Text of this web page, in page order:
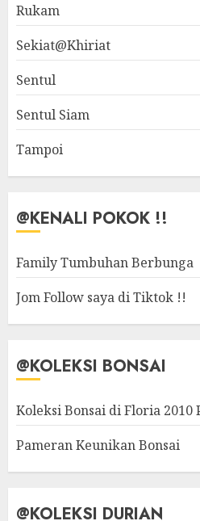
Rukam
Sekiat@Khiriat
Sentul
Sentul Siam
Tampoi
@KENALI POKOK !!
Family Tumbuhan Berbunga
Jom Follow saya di Tiktok !!
@KOLEKSI BONSAI
Koleksi Bonsai di Floria 2010
Pameran Keunikan Bonsai
@KOLEKSI DURIAN